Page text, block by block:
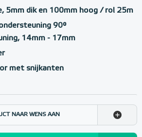
5mm dik en 100mm hoog / rol 25m
90°
14mm - 17mm
met snijkanten
NAAR WENS AAN